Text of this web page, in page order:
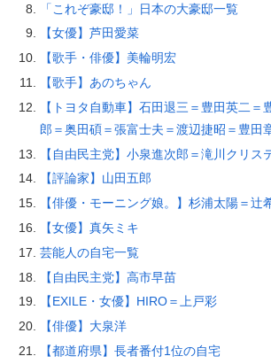
「これぞ豪邸！」日本の大豪邸一覧
【女優】芦田愛菜
【歌手・俳優】美輪明宏
【歌手】あのちゃん
【トヨタ自動車】石田退三＝豊田英二＝
郎＝奥田碩＝張富士夫＝渡辺捷昭＝豊田
【自由民主党】小泉進次郎＝滝川クリス
【評論家】山田五郎
【俳優・モーニング娘。】杉浦太陽＝辻
【女優】真矢ミキ
芸能人の自宅一覧
【自由民主党】高市早苗
【EXILE・女優】HIRO＝上戸彩
【俳優】大泉洋
【都道府県】長者番付1位の自宅